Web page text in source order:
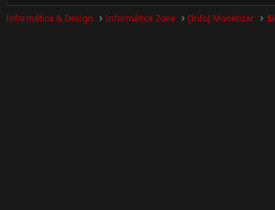
Informática & Design Informática Zone [Info] Monetizar